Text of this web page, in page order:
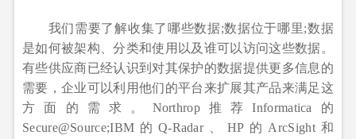
我们需要了解收集了哪些数据;数据位于哪里;数据
是如何被架构、分类和使用以及谁可以访问这些数据。
有些供应商已经认识到对其保护的数据提供更多信息的
需要，企业可以利用他们的平台来扩展其产品来满足这
方面的需求。Northrop推荐Informatica的
Secure@Source;IBM的Q-Radar、HP的ArcSight和